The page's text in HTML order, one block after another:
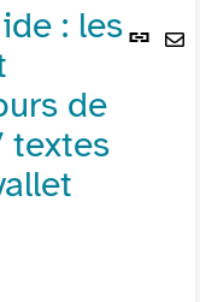
Lien
: les
de
textes